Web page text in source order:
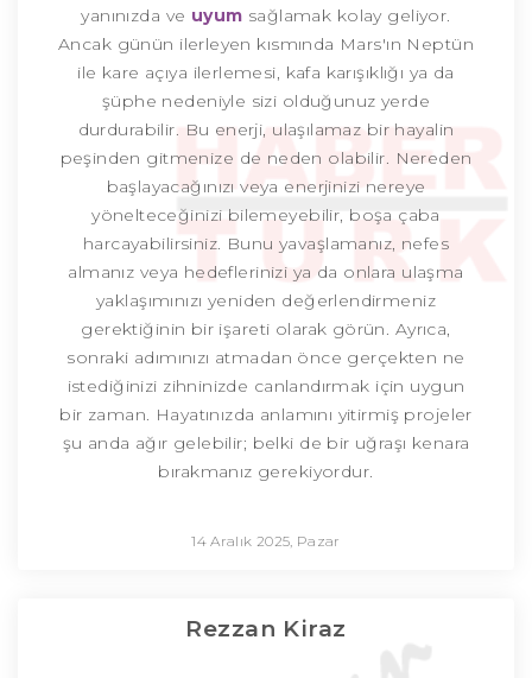
yanınızda ve uyum sağlamak kolay geliyor.
Ancak günün ilerleyen kısmında Mars'ın Neptün
ile kare açıya ilerlemesi, kafa karışıklığı ya da
şüphe nedeniyle sizi olduğunuz yerde
durdurabilir. Bu enerji, ulaşılamaz bir hayalin
peşinden gitmenize de neden olabilir. Nereden
başlayacağınızı veya enerjinizi nereye
yönelteceğinizi bilemeyebilir, boşa çaba
harcayabilirsiniz. Bunu yavaşlamanız, nefes
almanız veya hedeflerinizi ya da onlara ulaşma
yaklaşımınızı yeniden değerlendirmeniz
gerektiğinin bir işareti olarak görün. Ayrıca,
sonraki adımınızı atmadan önce gerçekten ne
istediğinizi zihninizde canlandırmak için uygun
bir zaman. Hayatınızda anlamını yitirmiş projeler
şu anda ağır gelebilir; belki de bir uğraşı kenara
bırakmanız gerekiyordur.
14 Aralık 2025, Pazar
Rezzan Kiraz